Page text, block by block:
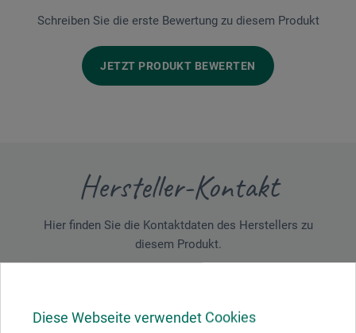
Diese Webseite verwendet Cookies
Schreiben Sie die erste Bewertung zu diesem Produkt
JETZT PRODUKT BEWERTEN
Hersteller-Kontakt
Hier finden Sie die Kontaktdaten des Herstellers zu
diesem Produkt.